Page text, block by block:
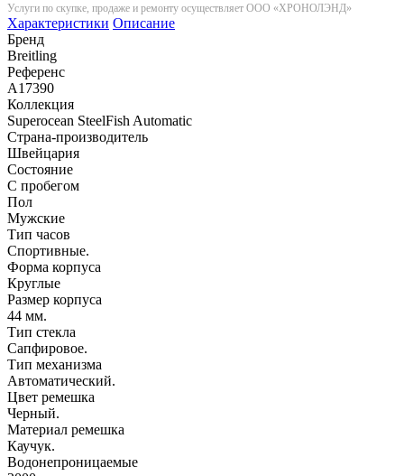
Услуги по скупке, продаже и ремонту осуществляет ООО «ХРОНОЛЭНД»
Характеристики Описание
Бренд
Breitling
Референс
A17390
Коллекция
Superocean SteelFish Automatic
Страна-производитель
Швейцария
Состояние
С пробегом
Пол
Мужские
Тип часов
Спортивные.
Форма корпуса
Круглые
Размер корпуса
44 мм.
Тип стекла
Сапфировое.
Тип механизма
Автоматический.
Цвет ремешка
Черный.
Материал ремешка
Каучук.
Водонепроницаемые